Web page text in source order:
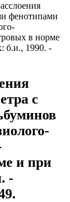
фенотипами
в норме
б.и., 1990. -
с
и при
-